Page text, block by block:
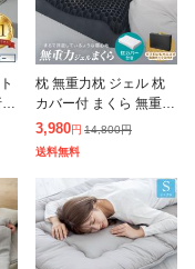
枕 無重力枕 ジェル 枕
カバー付 まくら 無重力
ハニカム構造 体圧分散
活性炭 抗菌 消臭 ウェ
3,980円 14,800円
送料無料